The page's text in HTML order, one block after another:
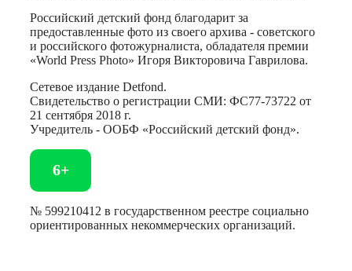
Российский детский фонд благодарит за
предоставленные фото из своего архива - советского
и российского фотожурналиста, обладателя премии
«World Press Photo» Игоря Викторовича Гаврилова.
Сетевое издание Detfond.
Свидетельство о регистрации СМИ: ФС77-73722 от
21 сентября 2018 г.
Учредитель - ООБФ «Российский детский фонд».
6+
№ 599210412 в государственном реестре социально
ориентированных некоммерческих организаций.